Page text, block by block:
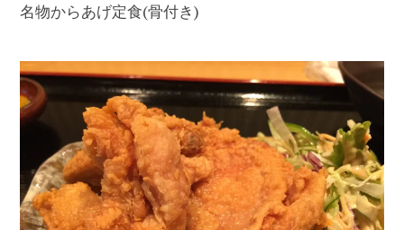
名物からあげ定食(骨付き)